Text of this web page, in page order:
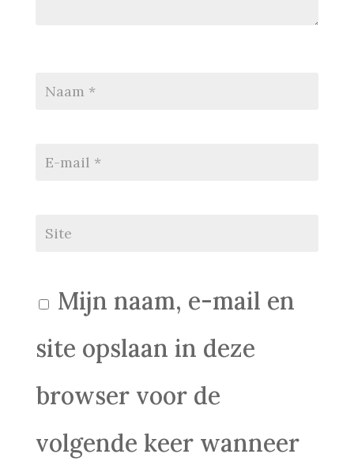
Mijn naam, e-mail en
site opslaan in deze
browser voor de
volgende keer wanneer